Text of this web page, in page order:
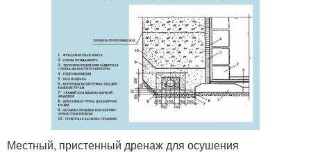
Местный, пристенный дренаж для осушения